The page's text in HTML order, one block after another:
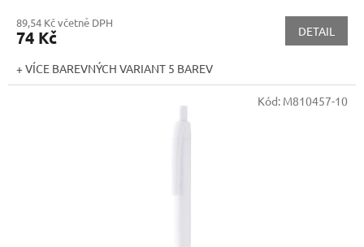
89,54 Kč včetně DPH
74 Kč DETAIL
+ VÍCE BAREVNÝCH VARIANT 5 BAREV
Kód: M810457-10